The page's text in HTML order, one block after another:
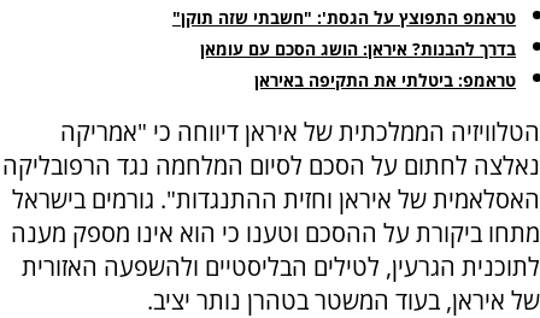
טראמפ התפוצץ על הגסת': "חשבתי שזה תוקן"
בדרך להבנות? איראן: הושג הסכם עם עומאן
טראמפ: ביטלתי את התקיפה באיראן
הטלוויזיה הממלכתית של איראן דיווחה כי "אמריקה
נאלצה לחתום על הסכם לסיום המלחמה נגד הרפובליקה
האסלאמית של איראן וחזית ההתנגדות". גורמים בישראל
מתחו ביקורת על ההסכם וטענו כי הוא אינו מספק מענה
לתוכנית הגרעין, לטילים הבליסטיים ולהשפעה האזורית
של איראן, בעוד המשטר בטהרן נותר יציב.